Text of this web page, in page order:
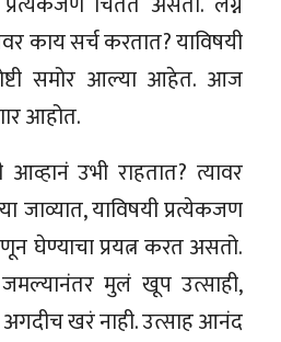
काय सर्च करतात? याविषयी
समोर आल्या आहेत. आज
आहोत.
उभी राहतात? त्यावर
जाव्यात, याविषयी प्रत्येकजण
घेण्याचा प्रयत्न करत असतो.
मुलं खूप उत्साही,
खरं नाही. उत्साह आनंद